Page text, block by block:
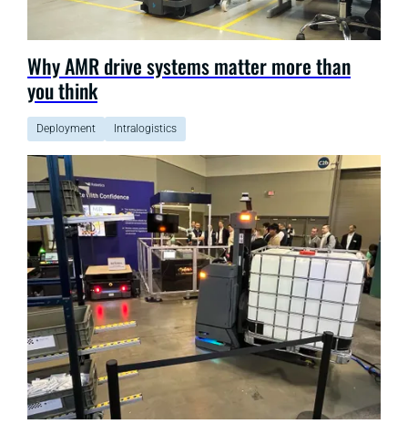
Why AMR drive systems matter more than
you think
Deployment Intralogistics